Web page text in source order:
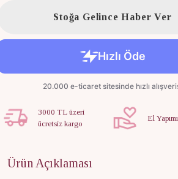
Stoğa Gelince Haber Ver
3000 TL üzeri
ücretsiz kargo
El Yapımı
Ürün Açıklaması